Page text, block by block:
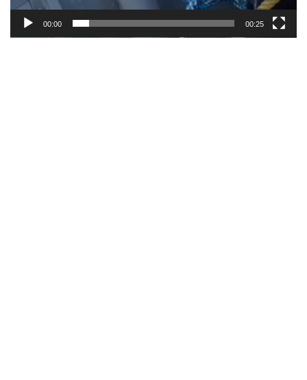
00:00 00:25